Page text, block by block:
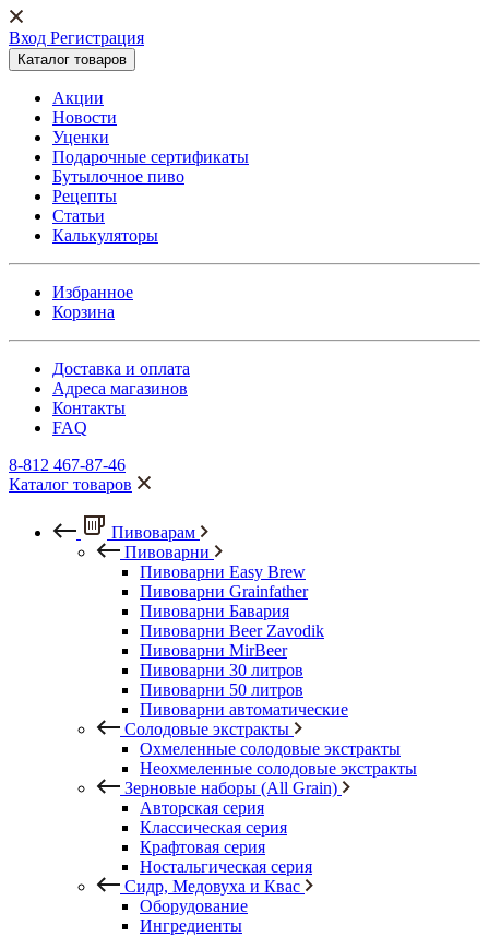
Вход Регистрация
Каталог товаров
Акции
Новости
Уценки
Подарочные сертификаты
Бутылочное пиво
Рецепты
Статьи
Калькуляторы
Избранное
Корзина
Доставка и оплата
Адреса магазинов
Контакты
FAQ
8-812 467-87-46
Каталог товаров
Пивоварам
Пивоварни
Пивоварни Easy Brew
Пивоварни Grainfather
Пивоварни Бавария
Пивоварни Beer Zavodik
Пивоварни MirBeer
Пивоварни 30 литров
Пивоварни 50 литров
Пивоварни автоматические
Солодовые экстракты
Охмеленные солодовые экстракты
Неохмеленные солодовые экстракты
Зерновые наборы (All Grain)
Авторская серия
Классическая серия
Крафтовая серия
Ностальгическая серия
Сидр, Медовуха и Квас
Оборудование
Ингредиенты